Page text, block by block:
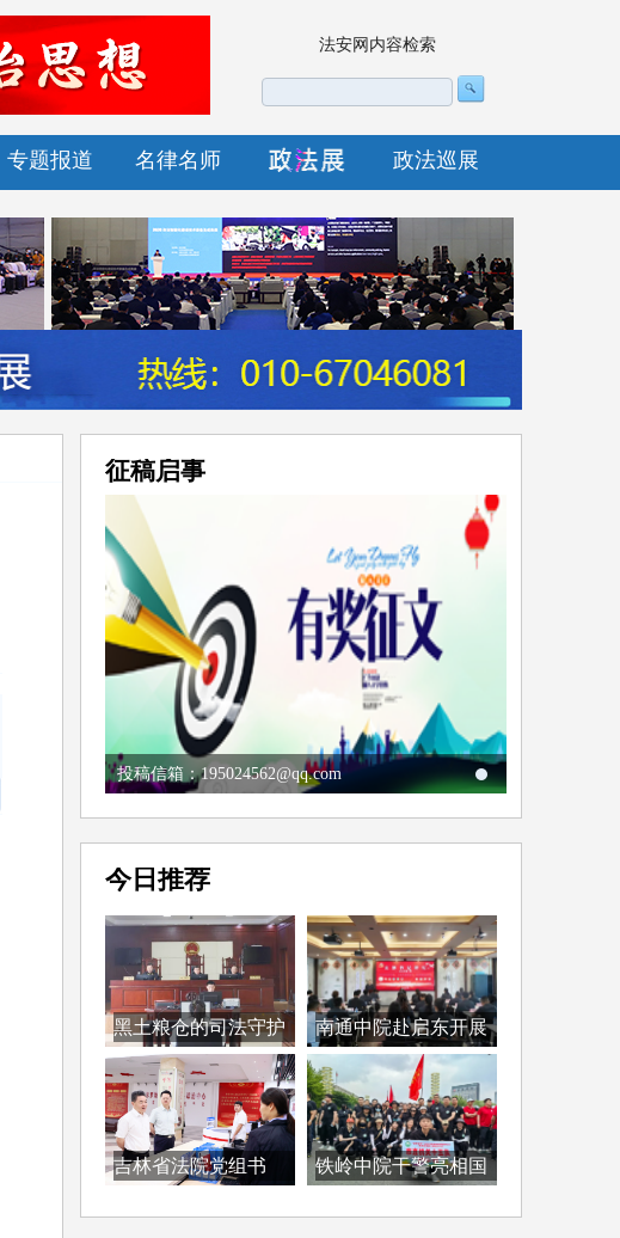
法安网内容检索
专题报道 名律名师 政法巡展
征稿启事
投稿信箱：195024562@qq.com
今日推荐
黑土粮仓的司法守护
者...
南通中院赴启东开展
第...
吉林省法院党组书
铁岭中院干警亮相国